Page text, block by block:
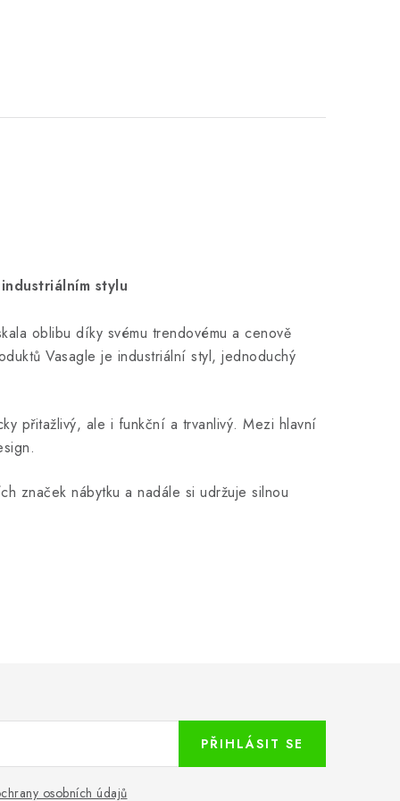
stylu
oblibu díky svému trendovému a cenově
Vasagle je industriální styl, jednoduchý
přitažlivý, ale i funkční a trvanlivý. Mezi hlavní
značek nábytku a nadále si udržuje silnou
osobních údajů
PŘIHLÁSIT SE